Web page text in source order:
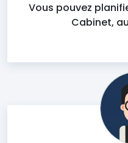
Vous pouvez
Cabinet,